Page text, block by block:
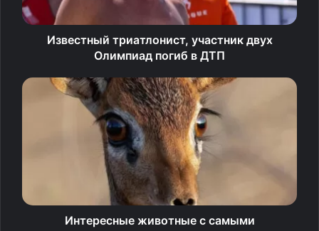
Фото: © Белновости
Кошка лишается собственного «оружия», которое
способно прокормить ее как охотника. В таком случае у
питомца может начаться самая настоящая депрессия.
Известный триатлонист, участник двух
Олимпиад погиб в ДТП
Интересные животные с самыми